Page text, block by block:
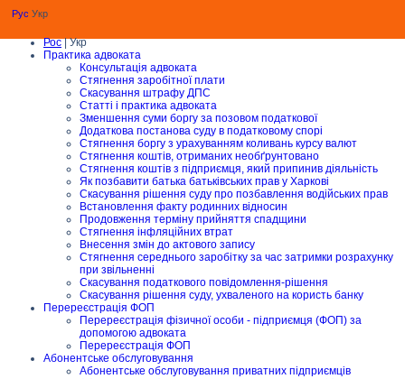
Рус Укр
Рос| Укр
Практика адвоката
Консультація адвоката
Стягнення заробітної плати
Скасування штрафу ДПС
Статті і практика адвоката
Зменшення суми боргу за позовом податкової
Додаткова постанова суду в податковому спорі
Стягнення боргу з урахуванням коливань курсу валют
Стягнення коштів, отриманих необґрунтовано
Стягнення коштів з підприємця, який припинив діяльність
Як позбавити батька батьківських прав у Харкові
Скасування рішення суду про позбавлення водійських прав
Встановлення факту родинних відносин
Продовження терміну прийняття спадщини
Стягнення інфляційних втрат
Внесення змін до актового запису
Стягнення середнього заробітку за час затримки розрахунку
при звільненні
Скасування податкового повідомлення-рішення
Скасування рішення суду, ухваленого на користь банку
Перереєстрація ФОП
Перереєстрація фізичної особи - підприємця (ФОП) за
допомогою адвоката
Перереєстрація ФОП
Абонентське обслуговування
Абонентське обслуговування приватних підприємців